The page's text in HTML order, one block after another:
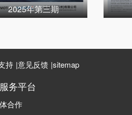
2025年第三期
持 |意见反馈 |sitemap
务平台
合作